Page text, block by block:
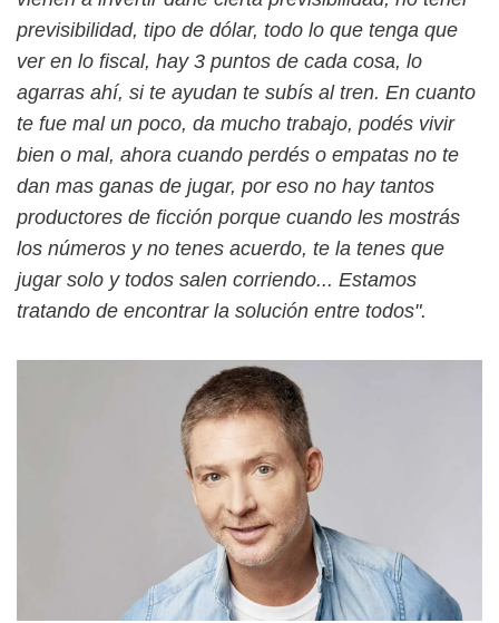
previsibilidad, tipo de dólar, todo lo que tenga que
ver en lo fiscal, hay 3 puntos de cada cosa, lo
agarras ahí, si te ayudan te subís al tren. En cuanto
te fue mal un poco, da mucho trabajo, podés vivir
bien o mal, ahora cuando perdés o empatas no te
dan mas ganas de jugar, por eso no hay tantos
productores de ficción porque cuando les mostrás
los números y no tenes acuerdo, te la tenes que
jugar solo y todos salen corriendo... Estamos
tratando de encontrar la solución entre todos".